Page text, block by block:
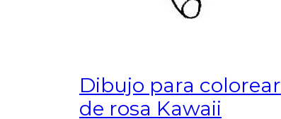
Dibujo para colorear
de rosa Kawaii